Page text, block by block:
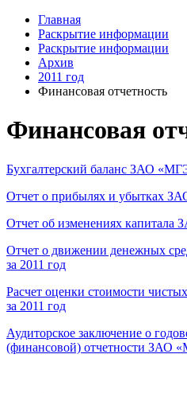
Главная
Раскрытие информации
Раскрытие информации
Архив
2011 год
Финансовая отчетность
Финансовая
Бухгалтерский баланс ЗАО
Отчет о прибылях и убытках
Отчет об изменениях капитала
Отчет о движении денежных
за 2011 год
Расчет оценки стоимости
за 2011 год
Аудиторское заключение о
(финансовой) отчетности ЗАО